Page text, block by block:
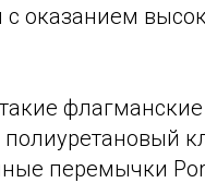
оказанием
перемычки